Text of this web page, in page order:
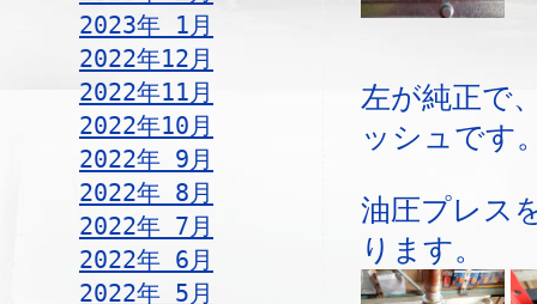
2023年 1月
2022年12月
2022年11月
2022年10月
2022年 9月
2022年 8月
2022年 7月
2022年 6月
2022年 5月
左が純正で
ッシュです
油圧プレス
ります。